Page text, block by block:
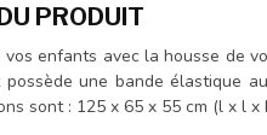
PRODUIT
enfants avec la housse de
possède une bande élastique
sont : 125 x 65 x 55 cm (l x l x